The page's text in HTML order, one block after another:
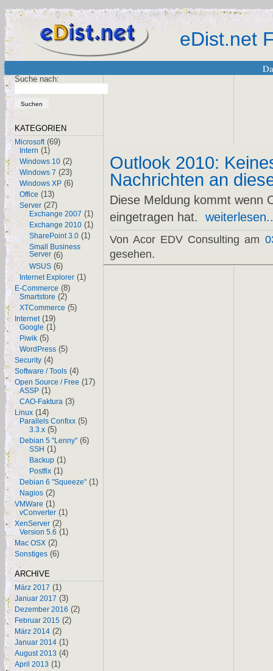
eDist.net
Suche nach:
KATEGORIEN
Microsoft(69)
Intern (1)
Windows 10 (2)
Windows 7 (23)
Windows XP (6)
Office (13)
Server (27)
Exchange 2007 (1)
Exchange 2010 (1)
SharePoint 3.0 (1)
Small Business
Server (6)
WSUS (6)
Internet Explorer (1)
E-Commerce (8)
Smartstore (2)
XTCommerce (5)
Internet(19)
Google (1)
Piwik (5)
WordPress (5)
Security (4)
Software / Tools (4)
Open Source / Free (17)
ASSP (1)
CAO-Faktura (3)
Linux (14)
Parallels Confixx (5)
3.3.x (5)
Debian 5 "Lenny" (6)
SSH (1)
Backup (1)
Postfix (1)
Debian 6 "Squeeze" (1)
Nagios (2)
VMWare (1)
vConverter (1)
XenServer (2)
Version 5.6 (1)
Mac OSX (2)
Sonstiges (6)
ARCHIVE
März 2017 (1)
Januar 2017 (3)
Dezember 2016 (2)
Februar 2015 (2)
März 2014 (2)
Januar 2014 (1)
August 2013 (4)
April 2013 (1)
Outlook 2010:
Nachrichten an
Diese Meldung kommt wenn
eingetragen hat.
Von Acor EDV Consulting am
gesehen.